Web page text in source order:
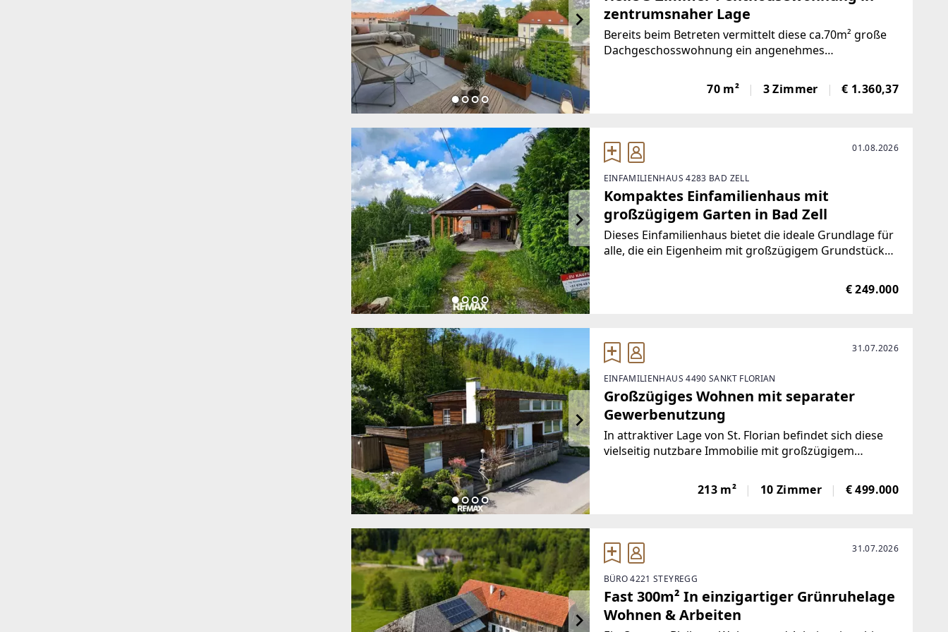
zentrumsnaher Lage
Bereits beim Betreten vermittelt diese ca.70m² große
Dachgeschosswohnung ein angenehmes
Essküche mit direktem Zugang zur Dachterrasse bildet
den Mittelpunkt der Wohnung und schafft ein
70 m² 3 Zimmer € 1.360,37
01.08.2026
EINFAMILIENHAUS 4283 BAD ZELL
Kompaktes Einfamilienhaus mit
großzügigem Garten in Bad Zell
Dieses Einfamilienhaus bietet die ideale Grundlage für
alle, die ein Eigenheim mit großzügigem Grundstück
ermöglicht sich, die Immobilie nach den eigenen€ 249.000
31.07.2026
EINFAMILIENHAUS 4490 SANKT FLORIAN
Großzügiges Wohnen mit separater
Gewerbenutzung
In attraktiver Lage von St. Florian befindet sich diese
vielseitig nutzbare Immobilie mit großzügigem
Widmung als gemischtes Baugebiet sowie die
durchdachte Aufteilung ermöglichen sowohl Wohnen
213 m² 10 Zimmer € 499.000
31.07.2026
BÜRO 4221 STEYREGG
Fast 300m² In einzigartiger Grünruhelage
Wohnen & Arbeiten